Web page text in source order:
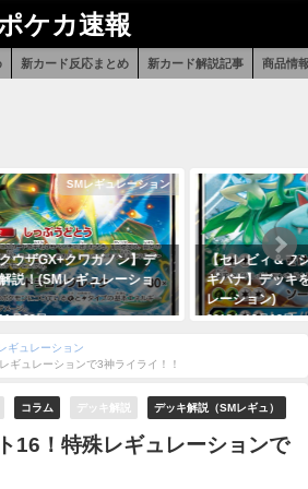
ポケカ速報
新カード反応まとめ 新カード解説記事 商品情
SMレギュレーション
GX+クワガノン】デ
(SMレギュレーショ
日
SM
【セレビィ＆フシギ
ギバナ】デッキを解
レーション)
2018年12月12日
ギュレーション
ギュレーションで3神ライライ！！
コラム デッキ解説 デッキ解説（SMレギュ）
16！特殊レギュレーションで